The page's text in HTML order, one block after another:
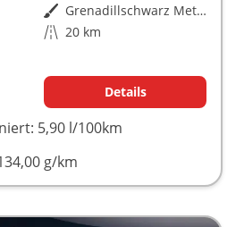
Außenfarbe
Grenadillschwarz Metallic (0E)
Kilometerstand 20 km
Details
5,90 l/100km
g/km